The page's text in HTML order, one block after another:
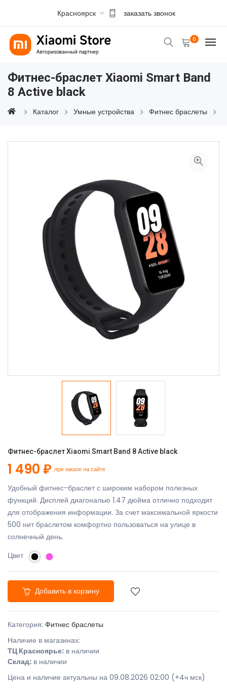
Красноярск заказать звонок
0
Фитнес-браслет Xiaomi Smart Band
8 Active black
Каталог Умные устройства Фитнес браслеты
Фитнес-браслет Xiaomi Smart Band 8 Active black
1 490 ₽ при заказе на сайте
Удобный фитнес-браслет с широким набором полезных
функций. Дисплей диагональю 1.47 дюйма отлично подходит
для отображения информации. За счет максимальной яркости
500 нит браслетом комфортно пользоваться на улице в
солнечный день.
Цвет
Добавить в корзину
Категория: Фитнес браслеты
Наличие в магазинах:
ТЦ Красноярье: в наличии
Склад: в наличии
Цена и наличие актуальны на 09.08.2026 02:00 (+4ч мск)